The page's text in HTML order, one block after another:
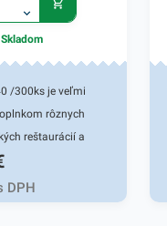
Skladom
/300ks je veľmi
rôznych
reštaurácií a
prevádzok.
pre misky, ktoré
fresh obchodoch
DPH